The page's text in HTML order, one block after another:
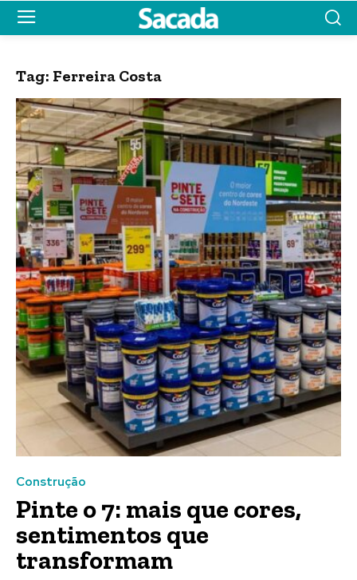
Tag: Ferreira Costa
Construção
Pinte o 7: mais que cores,
sentimentos que
transformam